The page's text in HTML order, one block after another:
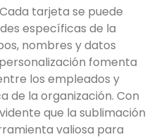
a escribir para
resultados.
tarjeta se puede
específicas de la
nombres y datos
fomenta
los empleados y
de la organización. Con
que la sublimación
valiosa para